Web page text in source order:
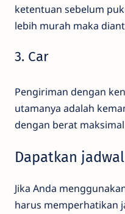
ketentuan sebelum
lebih murah maka
3. Car
Pengiriman dengan
utamanya adalah
dengan berat
Dapatkan
Jika Anda
harus memperhatikan